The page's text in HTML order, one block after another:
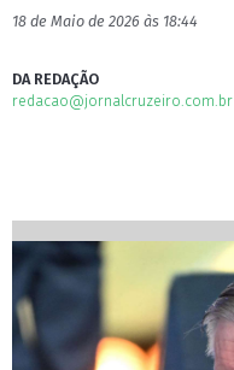
18 de Maio de 2026 às 18:44
DA REDAÇÃO
redacao@jornalcruzeiro.com.br